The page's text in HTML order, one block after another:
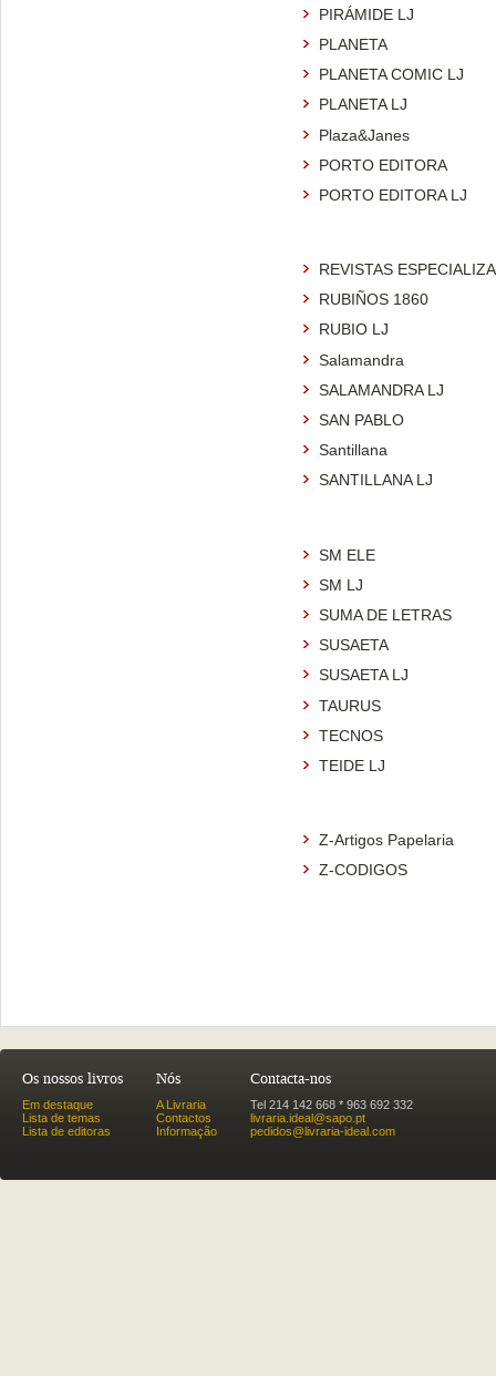
PIRÁMIDE LJ
PLANETA
PLANETA COMIC LJ
PLANETA LJ
Plaza&Janes
PORTO EDITORA
PORTO EDITORA LJ
REVISTAS
RUBIÑOS 1860
RUBIO LJ
Salamandra
SALAMANDRA LJ
SAN PABLO
Santillana
SANTILLANA LJ
SM ELE
SM LJ
SUMA DE LETRAS
SUSAETA
SUSAETA LJ
TAURUS
TECNOS
TEIDE LJ
Z-Artigos Papelaria
Z-CODIGOS
Os nossos livros
Em destaque
Lista de temas
Lista de editoras
Nós
A Livraria
Contactos
Informação
Contacta-nos
Tel 214 142 668 * 963 692 332
livraria.ideal@sapo.pt
pedidos@livraria-ideal.com